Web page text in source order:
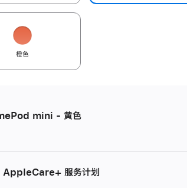
橙色
mini - 黄色
AppleCare+ 服务计划